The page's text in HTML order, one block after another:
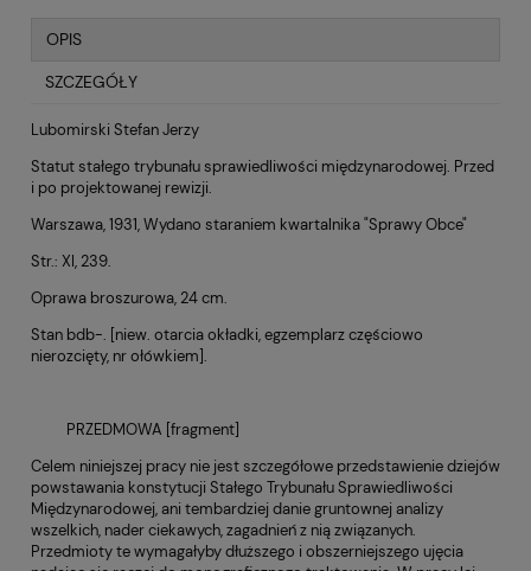
OPIS
SZCZEGÓŁY
Lubomirski Stefan Jerzy
Statut stałego trybunału sprawiedliwości międzynarodowej. Przed
i po projektowanej rewizji.
Warszawa, 1931, Wydano staraniem kwartalnika "Sprawy Obce"
Str.: XI, 239.
Oprawa broszurowa, 24 cm.
Stan bdb-. [niew. otarcia okładki, egzemplarz częściowo
nierozcięty, nr ołówkiem].
PRZEDMOWA [fragment]
Celem niniejszej pracy nie jest szczegółowe przedstawienie dziejów
powstawania konstytucji Stałego Trybunału Sprawiedliwości
Międzynarodowej, ani tembardziej danie gruntownej analizy
wszelkich, nader ciekawych, zagadnień z nią związanych.
Przedmioty te wymagałyby dłuższego i obszerniejszego ujęcia